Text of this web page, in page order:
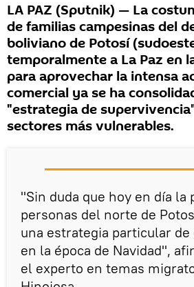
LA PAZ (Sputnik) — La
de familias campesinas del
boliviano de Potosí
temporalmente a La Paz en
para aprovechar la intensa
comercial ya se ha
"estrategia de
sectores más vulnerables.
"Sin duda que hoy en día la
personas del norte de
una estrategia particular
en la época de Navidad",
el experto en temas